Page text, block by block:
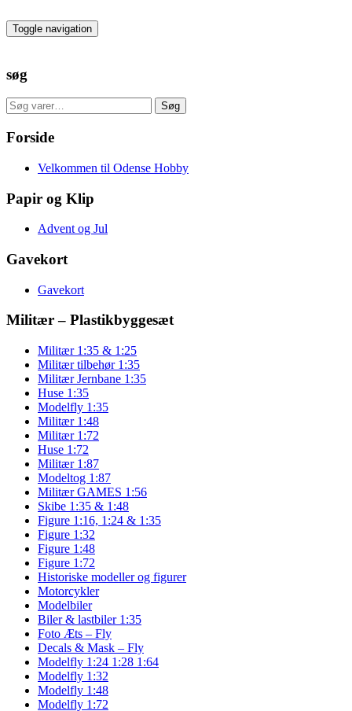
to
the
Toggle navigation
søg
Søg
efter:
Søg
Forside
Velkommen til Odense Hobby
Papir og Klip
Advent og Jul
Gavekort
Gavekort
Militær – Plastikbyggesæt
Militær 1:35 & 1:25
Militær tilbehør 1:35
Militær Jernbane 1:35
Huse 1:35
Modelfly 1:35
Militær 1:48
Militær 1:72
Huse 1:72
Militær 1:87
Modeltog 1:87
Militær GAMES 1:56
Skibe 1:35 & 1:48
Figure 1:16, 1:24 & 1:35
Figure 1:32
Figure 1:48
Figure 1:72
Historiske modeller og figurer
Motorcykler
Modelbiler
Biler & lastbiler 1:35
Foto Æts – Fly
Decals & Mask – Fly
Modelfly 1:24 1:28 1:64
Modelfly 1:32
Modelfly 1:48
Modelfly 1:72